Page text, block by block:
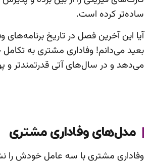
ساده‌تر کرده است.
آیا این آخرین فصل در تاریخ برنامه‌های
بعید می‌دانم! وفاداری مشتری به تکامل
می‌دهد و در سال‌های آتی قدرتمندتر و
مدل‌های وفاداری مشتری
وفاداری مشتری با سه عامل خودش را